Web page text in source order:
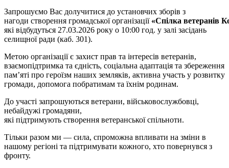
Запрошуємо Вас долучитися до установчих зборів з
нагоди створення громадської організації «Спілка ветеранів
які відбудуться 27.03.2026 року о 10:00 год. у залі засідань
селищної ради (каб. 301).
Метою організації є захист прав та інтересів ветеранів,
взаємопідтримка та єдність, соціальна адаптація та збереження
пам’яті про героїзм наших земляків, активна участь у розвитку
громади, допомога побратимам та їхнім родинам.
До участі запрошуються ветерани, військовослужбовці,
небайдужі громадяни,
які підтримують створення ветеранської спільноти.
Тільки разом ми — сила, спроможна впливати на зміни в
нашому регіоні та підтримувати кожного, хто повернувся з
фронту.